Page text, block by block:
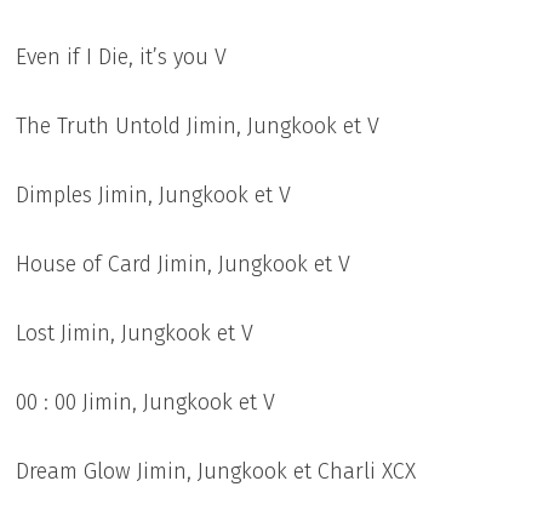
Even if I Die, it’s you V
The Truth Untold Jimin, Jungkook et V
Dimples Jimin, Jungkook et V
House of Card Jimin, Jungkook et V
Lost Jimin, Jungkook et V
00 : 00 Jimin, Jungkook et V
Dream Glow Jimin, Jungkook et Charli XCX